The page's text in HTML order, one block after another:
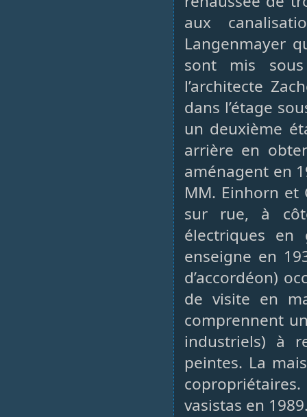
aux
Langenmayer
sont mis
l’architecte
dans l’étage
un deuxième
arrière en
aménagent en
MM. Einhorn
sur rue, à
électriques
enseigne en
d’accordéon)
de visite en
comprennent
industriels) à
peintes. La
vasistas en